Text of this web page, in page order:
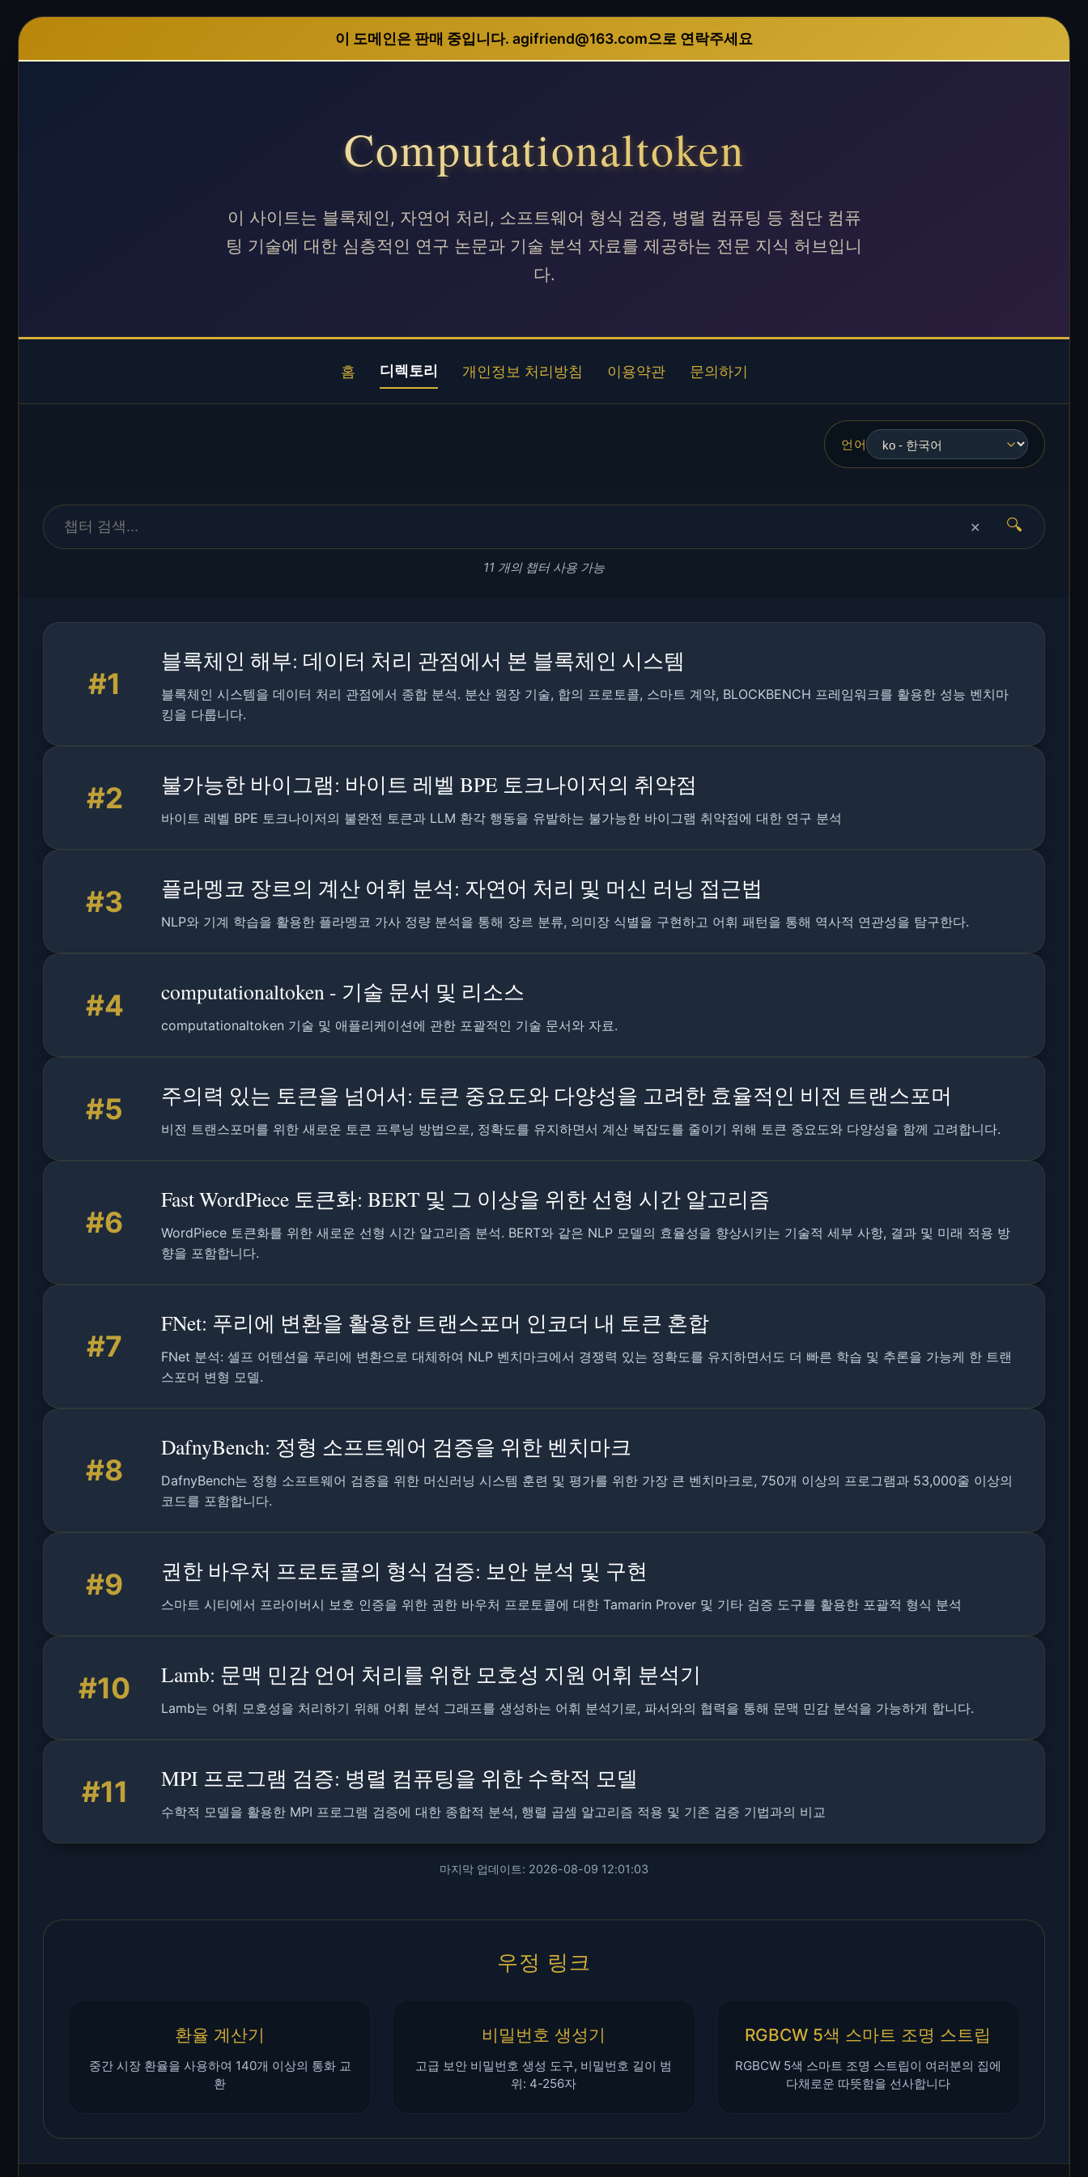
이 도메인은 판매 중입니다. agifriend@163.com으로 연락주세요
Computationaltoken
이 사이트는 블록체인, 자연어 처리, 소프트웨어 형식 검증, 병렬 컴퓨팅 등 첨단 컴퓨
팅 기술에 대한 심층적인 연구 논문과 기술 분석 자료를 제공하는 전문 지식 허브입니
다.
홈 디렉토리 개인정보 처리방침 이용약관 문의하기
언어
🔍
✕
11 개의 챕터 사용 가능
#1
블록체인 해부: 데이터 처리 관점에서 본 블록체인 시스템
블록체인 시스템을 데이터 처리 관점에서 종합 분석. 분산 원장 기술, 합의 프로토콜, 스마트 계약, BLOCKBENCH 프레임워크를 활용한 성능 벤치마
킹을 다룹니다.
#2 불가능한 바이그램: 바이트 레벨 BPE 토크나이저의 취약점
바이트 레벨 BPE 토크나이저의 불완전 토큰과 LLM 환각 행동을 유발하는 불가능한 바이그램 취약점에 대한 연구 분석
#3 플라멩코 장르의 계산 어휘 분석: 자연어 처리 및 머신 러닝 접근법
NLP와 기계 학습을 활용한 플라멩코 가사 정량 분석을 통해 장르 분류, 의미장 식별을 구현하고 어휘 패턴을 통해 역사적 연관성을 탐구한다.
#4 computationaltoken - 기술 문서 및 리소스
computationaltoken 기술 및 애플리케이션에 관한 포괄적인 기술 문서와 자료.
#5 주의력 있는 토큰을 넘어서: 토큰 중요도와 다양성을 고려한 효율적인 비전 트랜스포머
비전 트랜스포머를 위한 새로운 토큰 프루닝 방법으로, 정확도를 유지하면서 계산 복잡도를 줄이기 위해 토큰 중요도와 다양성을 함께 고려합니다.
#6
Fast WordPiece 토큰화: BERT 및 그 이상을 위한 선형 시간 알고리즘
WordPiece 토큰화를 위한 새로운 선형 시간 알고리즘 분석. BERT와 같은 NLP 모델의 효율성을 향상시키는 기술적 세부 사항, 결과 및 미래 적용 방
향을 포함합니다.
#7
FNet: 푸리에 변환을 활용한 트랜스포머 인코더 내 토큰 혼합
FNet 분석: 셀프 어텐션을 푸리에 변환으로 대체하여 NLP 벤치마크에서 경쟁력 있는 정확도를 유지하면서도 더 빠른 학습 및 추론을 가능케 한 트랜
스포머 변형 모델.
#8
DafnyBench: 정형 소프트웨어 검증을 위한 벤치마크
DafnyBench는 정형 소프트웨어 검증을 위한 머신러닝 시스템 훈련 및 평가를 위한 가장 큰 벤치마크로, 750개 이상의 프로그램과 53,000줄 이상의
코드를 포함합니다.
#9 권한 바우처 프로토콜의 형식 검증: 보안 분석 및 구현
스마트 시티에서 프라이버시 보호 인증을 위한 권한 바우처 프로토콜에 대한 Tamarin Prover 및 기타 검증 도구를 활용한 포괄적 형식 분석
#10 Lamb: 문맥 민감 언어 처리를 위한 모호성 지원 어휘 분석기
Lamb는 어휘 모호성을 처리하기 위해 어휘 분석 그래프를 생성하는 어휘 분석기로, 파서와의 협력을 통해 문맥 민감 분석을 가능하게 합니다.
#11 MPI 프로그램 검증: 병렬 컴퓨팅을 위한 수학적 모델
수학적 모델을 활용한 MPI 프로그램 검증에 대한 종합적 분석, 행렬 곱셈 알고리즘 적용 및 기존 검증 기법과의 비교
마지막 업데이트: 2026-08-09 12:01:03
우정 링크
환율 계산기
중간 시장 환율을 사용하여 140개 이상의 통화 교
환
비밀번호 생성기
고급 보안 비밀번호 생성 도구, 비밀번호 길이 범
위: 4-256자
RGBCW 5색 스마트 조명 스트립
RGBCW 5색 스마트 조명 스트립이 여러분의 집에
다채로운 따뜻함을 선사합니다